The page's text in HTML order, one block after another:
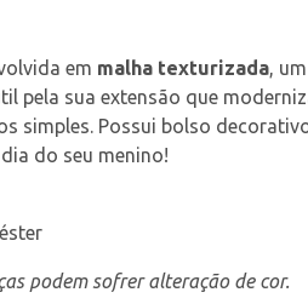
em malha texturizada,
pela sua extensão que
simples. Possui bolso
do seu menino!
podem sofrer alteração de cor.